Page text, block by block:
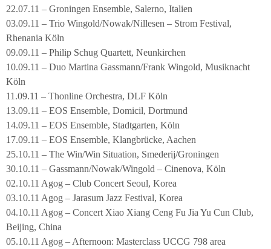
22.07.11 – Groningen Ensemble, Salerno, Italien
03.09.11 – Trio Wingold/Nowak/Nillesen – Strom Festival,
Rhenania Köln
09.09.11 – Philip Schug Quartett, Neunkirchen
10.09.11 – Duo Martina Gassmann/Frank Wingold, Musiknacht
Köln
11.09.11 – Thonline Orchestra, DLF Köln
13.09.11 – EOS Ensemble, Domicil, Dortmund
14.09.11 – EOS Ensemble, Stadtgarten, Köln
17.09.11 – EOS Ensemble, Klangbrücke, Aachen
25.10.11 – The Win/Win Situation, Smederij/Groningen
30.10.11 – Gassmann/Nowak/Wingold – Cinenova, Köln
02.10.11 Agog – Club Concert Seoul, Korea
03.10.11 Agog – Jarasum Jazz Festival, Korea
04.10.11 Agog – Concert Xiao Xiang Ceng Fu Jia Yu Cun Club,
Beijing, China
05.10.11 Agog – Afternoon: Masterclass UCCG 798 area